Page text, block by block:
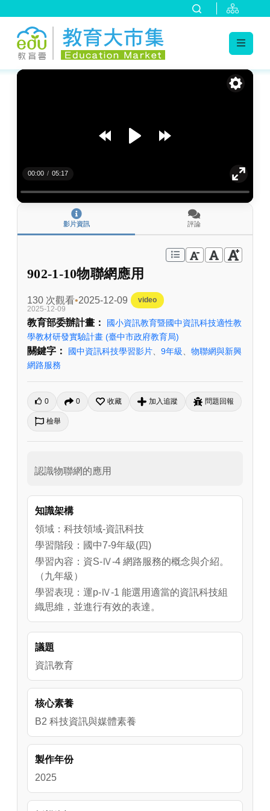
:::
00:00 / 05:17
影片資訊 評論
902-1-10物聯網應用
130 次觀看 2025-12-09
video
2025-12-09
教育部委辦計畫：
國小資訊教育暨國中資訊科技適性教
學教材研發實驗計畫 (臺中市政府教育局)
關鍵字： 國中資訊科技學習影片 9年級
物聯網與新興
網路服務
0 0 收藏 加入追蹤 問題回報
檢舉
認識物聯網的應用
知識架構
領域：科技領域-資訊科技
學習階段：國中7-9年級(四)
學習內容：資S-Ⅳ-4 網路服務的概念與介紹。
（九年級）
學習表現：運p-Ⅳ-1 能選用適當的資訊科技組
織思維，並進行有效的表達。
議題
資訊教育
核心素養
B2 科技資訊與媒體素養
製作年份
2025